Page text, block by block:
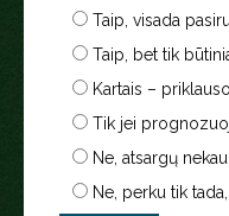
Taip, visada
Taip, bet tik
Kartais –
Tik jei
Ne, atsargų
Ne, perku tik